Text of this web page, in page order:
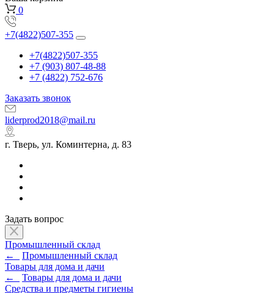
0
+7(4822)507-355
+7(4822)507-355
+7 (903) 807-48-88
+7 (4822) 752-676
Заказать звонок
liderprod2018@mail.ru
г. Тверь, ул. Коминтерна, д. 83
Задать вопрос
Промышленный склад
←
Промышленный склад
Товары для дома и дачи
←
Товары для дома и дачи
Средства и предметы гигиены